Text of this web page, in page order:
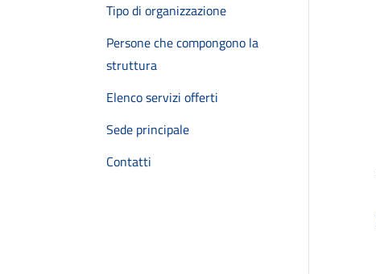
Tipo di organizzazione
Persone che compongono la
struttura
Elenco servizi offerti
Sede principale
Contatti